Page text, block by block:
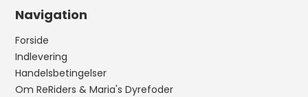
Navigation
Forside
Indlevering
Handelsbetingelser
Om ReRiders & Maria's Dyrefoder